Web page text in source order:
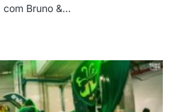
com Bruno &…